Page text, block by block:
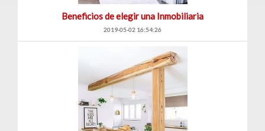
Beneficios de elegir una Inmobiliaria
2019-05-02 16:54:26